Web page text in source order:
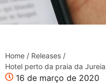
Home / Releases /
Hotel perto da praia da
16 de março de 2020